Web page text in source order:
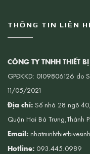
THÔNG TIN LIÊN
CÔNG TY TNHH THIẾT
GPĐKKD: 0109806126 do
11/05/2021
Địa chỉ: Số nhà 28 ngõ
Quận Hai Bà Trưng,Thành
Email:
Hotline: 093.445.0989